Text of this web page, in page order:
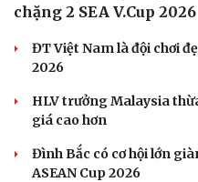
chặng 2 SEA V.Cup 2026
ĐT Việt Nam là đội chơi
2026
HLV trưởng Malaysia
giá cao hơn
Đình Bắc có cơ hội lớn
ASEAN Cup 2026